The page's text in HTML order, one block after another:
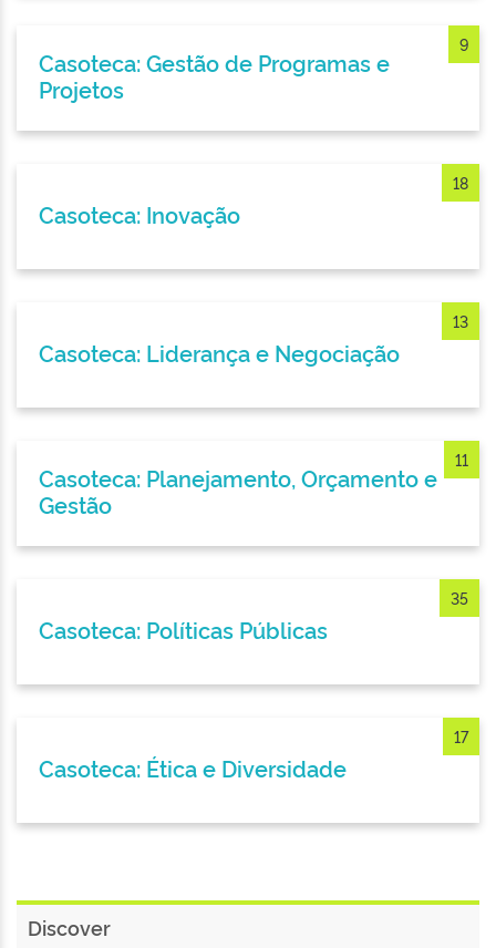
9
Casoteca: Gestão de Programas e
Projetos
18
Casoteca: Inovação
13
Casoteca: Liderança e Negociação
11
Casoteca: Planejamento, Orçamento e
Gestão
35
Casoteca: Políticas Públicas
17
Casoteca: Ética e Diversidade
Discover